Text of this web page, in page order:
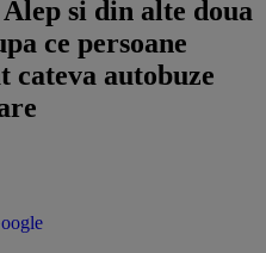
si din alte doua
ce persoane
cateva autobuze